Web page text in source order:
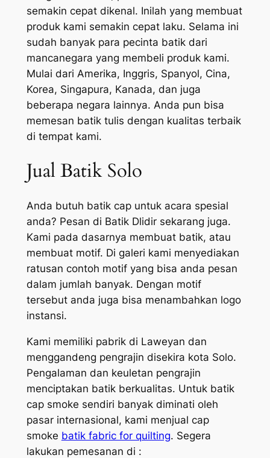
semakin cepat dikenal. Inilah yang membuat
produk kami semakin cepat laku. Selama ini
sudah banyak para pecinta batik dari
mancanegara yang membeli produk kami.
Mulai dari Amerika, Inggris, Spanyol, Cina,
Korea, Singapura, Kanada, dan juga
beberapa negara lainnya. Anda pun bisa
memesan batik tulis dengan kualitas terbaik
di tempat kami.
Jual Batik Solo
Anda butuh batik cap untuk acara spesial
anda? Pesan di Batik Dlidir sekarang juga.
Kami pada dasarnya membuat batik, atau
membuat motif. Di galeri kami menyediakan
ratusan contoh motif yang bisa anda pesan
dalam jumlah banyak. Dengan motif
tersebut anda juga bisa menambahkan logo
instansi.
Kami memiliki pabrik di Laweyan dan
menggandeng pengrajin disekira kota Solo.
Pengalaman dan keuletan pengrajin
menciptakan batik berkualitas. Untuk batik
cap smoke sendiri banyak diminati oleh
pasar internasional, kami menjual cap
smoke batik fabric for quilting. Segera
lakukan pemesanan di :